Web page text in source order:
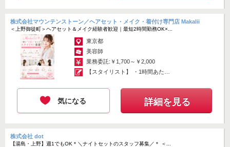
株式会社マウンテンストーン／ヘアセット・メイク・着付け専門店 Makalii
＜上野御徒町＞ヘアセット＆メイク経験者歓迎｜最短2時間勤務OK×...
東京都
美容師
業務委託:￥1,700～￥2,000
気になる 詳細を見る
株式会社 dot
【湯島・上野】週1でもOK＊＼ナイトセットのスタッフ募集／＊ ＜...